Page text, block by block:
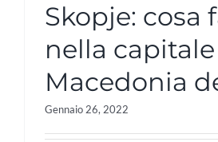
Skopje: cosa
nella
Macedonia
Gennaio 26, 2022